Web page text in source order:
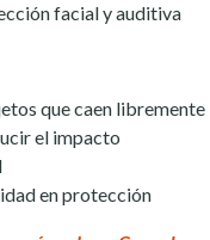
facial y auditiva
que caen libremente
el impacto
en protección